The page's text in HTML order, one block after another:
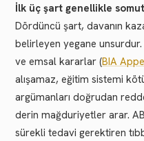
İlk üç şart genellikle
Dördüncü şart, davanın
belirleyen yegane
ve emsal kararlar (BIA
alışamaz, eğitim sistemi
argümanları doğrudan
derin mağduriyetler arar.
sürekli tedavi gerektiren